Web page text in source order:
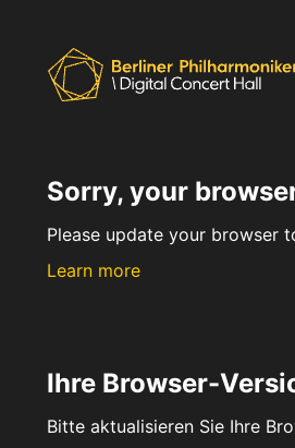
Sorry, your
Please update your browser
Learn more
Ihre Browser-
Bitte aktualisieren Sie Ihre